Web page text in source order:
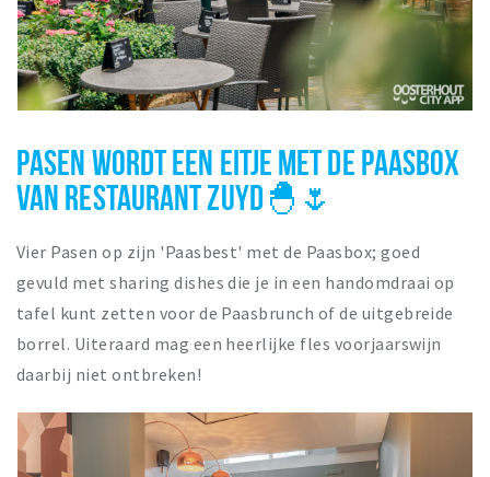
PASEN WORDT EEN EITJE MET DE PAASBOX
VAN RESTAURANT ZUYD🐣🌷
Vier Pasen op zijn 'Paasbest' met de Paasbox; goed
gevuld met sharing dishes die je in een handomdraai op
tafel kunt zetten voor de Paasbrunch of de uitgebreide
borrel. Uiteraard mag een heerlijke fles voorjaarswijn
daarbij niet ontbreken!